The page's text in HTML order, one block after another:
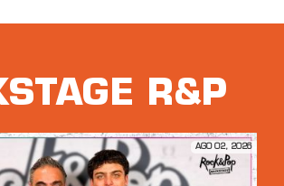
R&P
AGO 02, 2026